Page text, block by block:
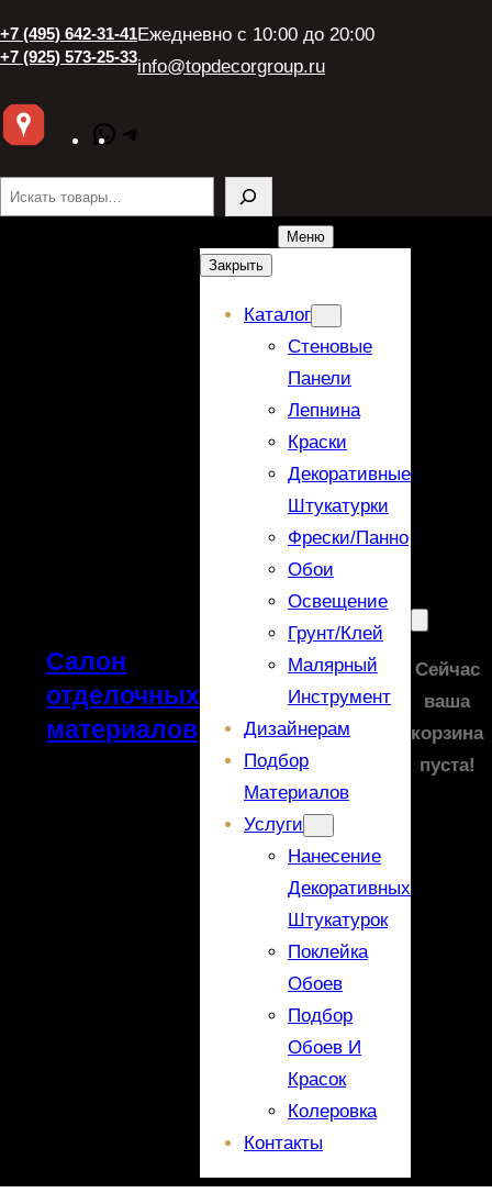
+7 (495) 642-31-41
+7 (925) 573-25-33
Ежедневно с 10:00 до 20:00
info@topdecorgroup.ru
WhatsApp
Поиск
Салон
отделочных
материалов
Меню
Закрыть
Каталог
Стеновые
Панели
Лепнина
Краски
Декоративные
Штукатурки
Фрески/панно
Обои
Освещение
Грунт/Клей
Малярный
Инструмент
Дизайнерам
Подбор
Материалов
Услуги
Нанесение
Декоративных
Штукатурок
Поклейка
Обоев
Подбор
Обоев И
Красок
Колеровка
Контакты
Сейчас
ваша
корзина
пуста!